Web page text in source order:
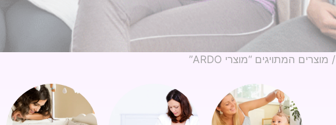
/ מוצרים המתויגים “מוצרי ARDO”